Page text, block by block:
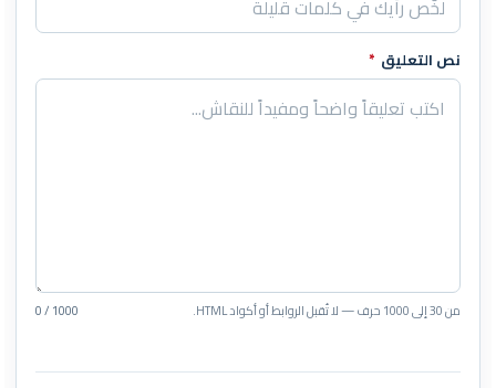
نص التعليق *
من 30 إلى 1000 حرف — لا تُقبل الروابط أو أكواد HTML. 0 / 1000